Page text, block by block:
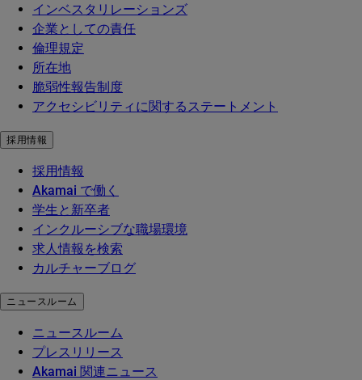
インベスタリレーションズ
企業としての責任
倫理規定
所在地
脆弱性報告制度
アクセシビリティに関するステートメント
採用情報
採用情報
Akamai で働く
学生と新卒者
インクルーシブな職場環境
求人情報を検索
カルチャーブログ
ニュースルーム
ニュースルーム
プレスリリース
Akamai 関連ニュース